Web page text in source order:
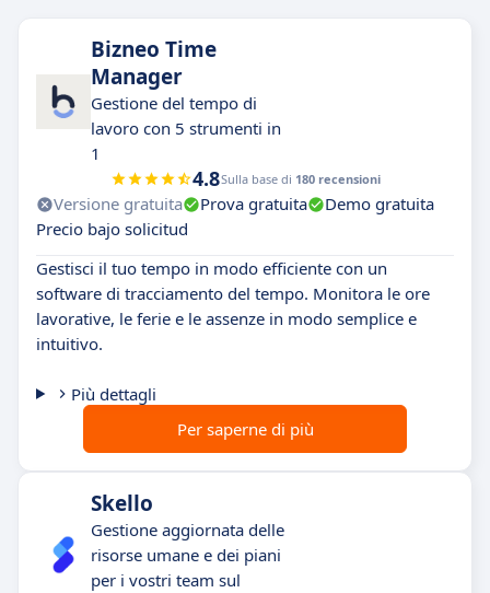
Bizneo Time
Manager
Gestione del tempo di
lavoro con 5 strumenti in
1
4.8Sulla base di 180 recensioni
Versione gratuita Prova gratuita
Demo gratuita
Precio bajo solicitud
Gestisci il tuo tempo in modo efficiente con un
software di tracciamento del tempo. Monitora le ore
lavorative, le ferie e le assenze in modo semplice e
intuitivo.
Più dettagli
Per saperne di più
Skello
Gestione aggiornata delle
risorse umane e dei piani
per i vostri team sul